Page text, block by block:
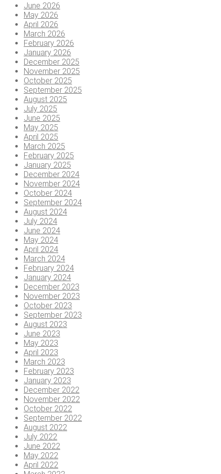
June 2026
May 2026
April 2026
March 2026
February 2026
January 2026
December 2025
November 2025
October 2025
September 2025
August 2025
July 2025
June 2025
May 2025
April 2025
March 2025
February 2025
January 2025
December 2024
November 2024
October 2024
September 2024
August 2024
July 2024
June 2024
May 2024
April 2024
March 2024
February 2024
January 2024
December 2023
November 2023
October 2023
September 2023
August 2023
June 2023
May 2023
April 2023
March 2023
February 2023
January 2023
December 2022
November 2022
October 2022
September 2022
August 2022
July 2022
June 2022
May 2022
April 2022